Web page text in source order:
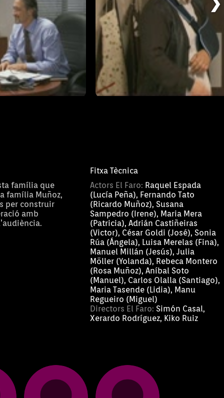
família que
família Muñoz,
per construir
amb
Fitxa Tècnica
Actors El Faro: Raquel Espada
(Lucía Peña), Fernando Tato
(Ricardo Muñoz), Susana
Sampedro (Irene), Maria Mera
(Patricia), Adrián Castiñeiras
(Victor), César Goldi (José), Sonia
Rúa (Ángela), Luisa Merelas (Fina),
Manuel Millán (Jesús), Julia
Möller (Yolanda), Rebeca Montero
(Rosa Muñoz), Aníbal Soto
(Manuel), Carlos Olalla (Santiago),
Maria Tasende (Lidia), Manu
Regueiro (Miguel)
Directors El Faro: Simón Casal,
Xerardo Rodríguez, Kiko Ruiz